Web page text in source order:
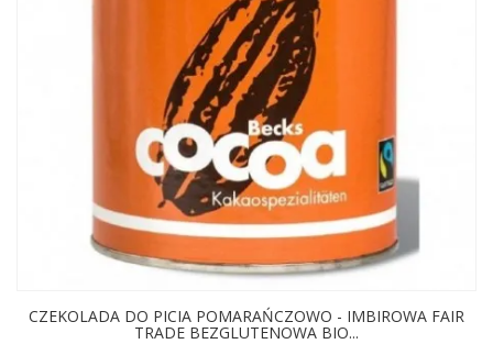
CZEKOLADA DO PICIA POMARAŃCZOWO - IMBIROWA FAIR
TRADE BEZGLUTENOWA BIO...